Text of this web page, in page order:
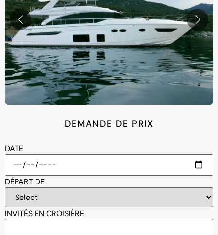
DEMANDE DE PRIX
DATE
DÉPART DE
INVITÉS EN CROISIÈRE